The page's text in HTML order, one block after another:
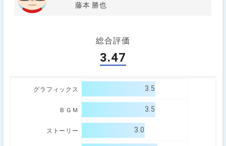
藤本 勝也
総合評価
3.47
グラフィックス 3.5
ＢＧＭ 3.5
ストーリー 3.0